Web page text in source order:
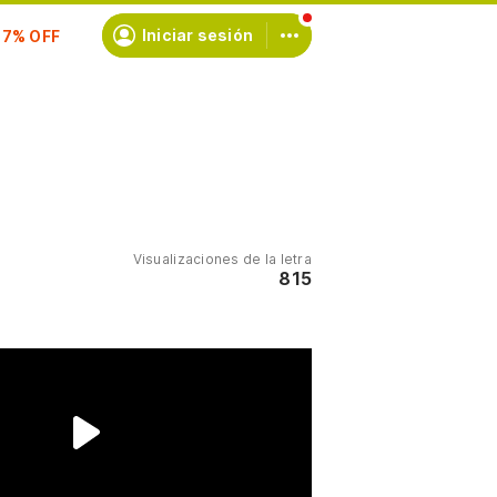
Iniciar sesión
Visualizaciones de la letra
815